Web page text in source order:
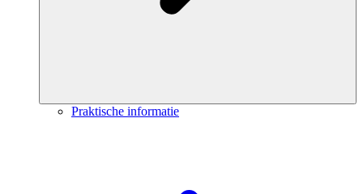
Praktische informatie